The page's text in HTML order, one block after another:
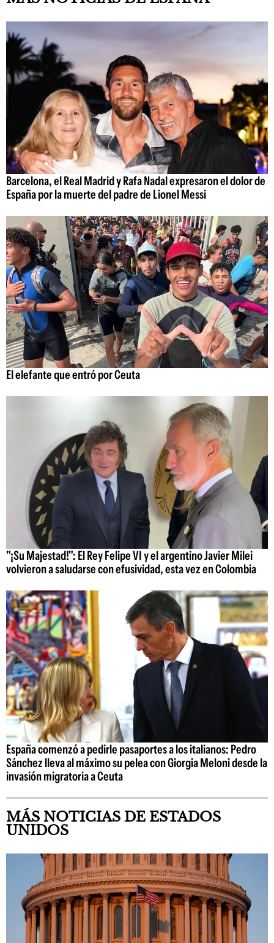
Barcelona, el Real Madrid y Rafa Nadal expresaron el dolor de
España por la muerte del padre de Lionel Messi
El elefante que entró por Ceuta
"¡Su Majestad!": El Rey Felipe VI y el argentino Javier Milei
volvieron a saludarse con efusividad, esta vez en Colombia
España comenzó a pedirle pasaportes a los italianos: Pedro
Sánchez lleva al máximo su pelea con Giorgia Meloni desde la
invasión migratoria a Ceuta
MÁS NOTICIAS DE ESTADOS
UNIDOS